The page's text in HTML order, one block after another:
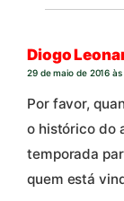
Diogo
29 de maio de 2016 às
Por favor,
o histórico do
temporada
quem está